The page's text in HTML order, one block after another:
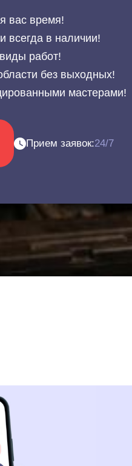
вас время!
всегда в наличии!
работ!
без выходных!
мастерами!
Прием заявок:24/7